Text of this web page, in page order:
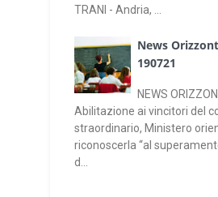
TRANI - Andria, ...
News
190721
NEWS
Abilitazione ai vincitori del
straordinario, Ministero
riconoscerla “al
d...